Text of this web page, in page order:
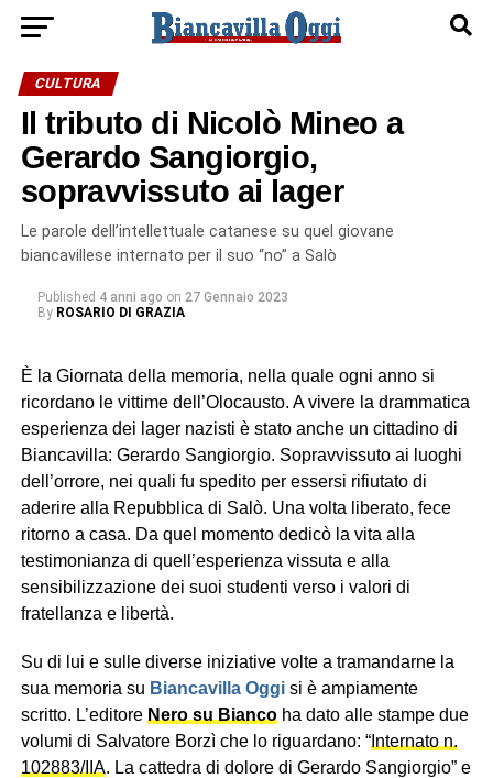
CULTURA
Il tributo di Nicolò Mineo a
Gerardo Sangiorgio,
sopravvissuto ai lager
Le parole dell’intellettuale catanese su quel giovane
biancavillese internato per il suo “no” a Salò
Published 4 anni ago on 27 Gennaio 2023
By ROSARIO DI GRAZIA
È la Giornata della memoria, nella quale ogni anno si
ricordano le vittime dell’Olocausto. A vivere la drammatica
esperienza dei lager nazisti è stato anche un cittadino di
Biancavilla: Gerardo Sangiorgio. Sopravvissuto ai luoghi
dell’orrore, nei quali fu spedito per essersi rifiutato di
aderire alla Repubblica di Salò. Una volta liberato, fece
ritorno a casa. Da quel momento dedicò la vita alla
testimonianza di quell’esperienza vissuta e alla
sensibilizzazione dei suoi studenti verso i valori di
fratellanza e libertà.
Su di lui e sulle diverse iniziative volte a tramandarne la
sua memoria su Biancavilla Oggisi è ampiamente
scritto. L’editore Nero su Biancoha dato alle stampe due
volumi di Salvatore Borzì che lo riguardano: “Internato n.
102883/IIA. La cattedra di dolore di Gerardo Sangiorgio” e